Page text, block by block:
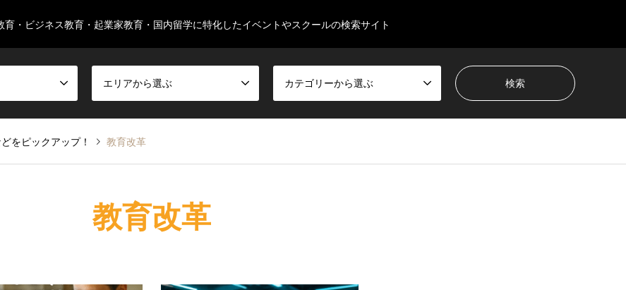
育・ビジネス教育・起業家教育・国内留学に特化したイベントやスクールの検索サイト
エリアから選ぶ カテゴリーから選ぶ
をピックアップ！ 教育改革
教育改革